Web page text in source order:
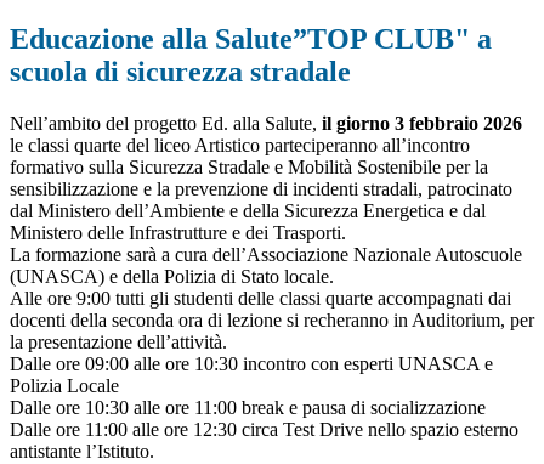
Educazione alla Salute”TOP CLUB" a
scuola di sicurezza stradale
Nell’ambito del progetto Ed. alla Salute, il giorno 3 febbraio 2026
le classi quarte del liceo Artistico parteciperanno all’incontro
formativo sulla Sicurezza Stradale e Mobilità Sostenibile per la
sensibilizzazione e la prevenzione di incidenti stradali, patrocinato
dal Ministero dell’Ambiente e della Sicurezza Energetica e dal
Ministero delle Infrastrutture e dei Trasporti.
La formazione sarà a cura dell’Associazione Nazionale Autoscuole
(UNASCA) e della Polizia di Stato locale.
Alle ore 9:00 tutti gli studenti delle classi quarte accompagnati dai
docenti della seconda ora di lezione si recheranno in Auditorium, per
la presentazione dell’attività.
Dalle ore 09:00 alle ore 10:30 incontro con esperti UNASCA e
Polizia Locale
Dalle ore 10:30 alle ore 11:00 break e pausa di socializzazione
Dalle ore 11:00 alle ore 12:30 circa Test Drive nello spazio esterno
antistante l’Istituto.